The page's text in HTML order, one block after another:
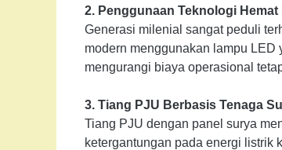
2. Penggunaan Teknologi Hemat
Generasi milenial sangat peduli
modern menggunakan lampu LED
mengurangi biaya operasional
3. Tiang PJU Berbasis Tenaga
Tiang PJU dengan panel surya
ketergantungan pada energi listrik